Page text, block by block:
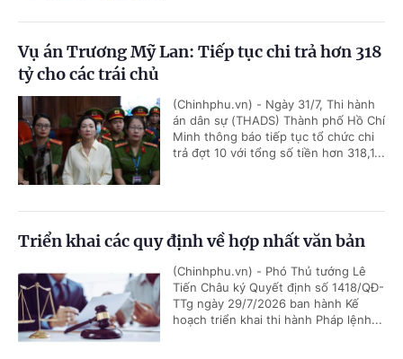
Vụ án Trương Mỹ Lan: Tiếp tục chi trả hơn 318
tỷ cho các trái chủ
(Chinhphu.vn) - Ngày 31/7, Thi hành
án dân sự (THADS) Thành phố Hồ Chí
Minh thông báo tiếp tục tổ chức chi
trả đợt 10 với tổng số tiền hơn 318,1...
Triển khai các quy định về hợp nhất văn bản
(Chinhphu.vn) - Phó Thủ tướng Lê
Tiến Châu ký Quyết định số 1418/QĐ-
TTg ngày 29/7/2026 ban hành Kế
hoạch triển khai thi hành Pháp lệnh...